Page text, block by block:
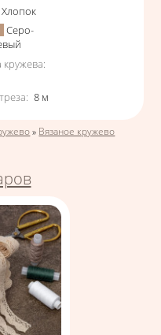
Хлопок
Серо-
:
: 8 м
» Вязаное кружево